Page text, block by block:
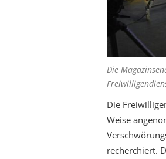
Die
Die
Weise
recherchiert.